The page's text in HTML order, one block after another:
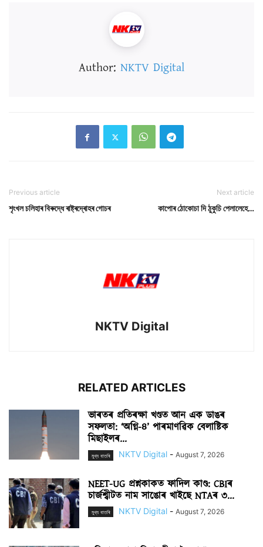
Author: NKTV Digital
Previous article
শৃংখল চলিহাৰ বিৰুদ্ধে ৰাষ্ট্ৰদ্ৰোহৰ গোচৰ
Next article
কাপোৰ ঠোকোচা দি ঠুকুচি পেলালেহে…
NKTV Digital
RELATED ARTICLES
ভাৰতৰ প্ৰতিৰক্ষা খণ্ডত আন এক ডাঙৰ
সফলতা: ‘অগ্নি-৪’ পাৰমাণৱিক বেলাষ্টিক
মিছাইলৰ...
মুখ্য বাতৰি NKTV Digital - August 7, 2026
NEET-UG প্ৰশ্নকাকত ফাদিল কাণ্ড: CBIৰ
চাৰ্জশ্বীটত নাম সাঙোৰ খাইছে NTAৰ ৩...
মুখ্য বাতৰি NKTV Digital - August 7, 2026